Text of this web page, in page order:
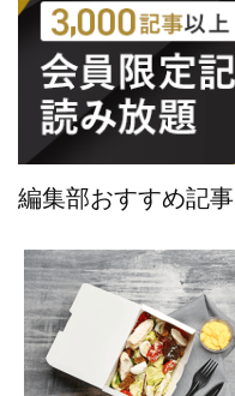
編集部おすすめ記事